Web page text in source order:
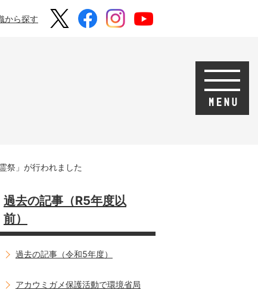
から探す
祭」が行われました
過去の記事（R5年度以
前）
過去の記事（令和5年度）
アカウミガメ保護活動で環境省局